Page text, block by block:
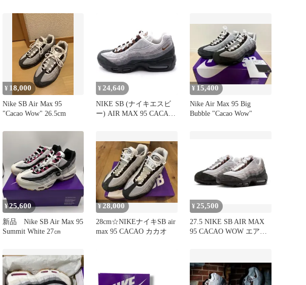
¥ 18,000
Nike SB Air Max 95
"Cacao Wow" 26.5cm
¥ 24,640
NIKE SB (ナイキエスビ
ー) AIR MAX 95 CACAO
ーカットスニーカーブラ
ック/グレー US9.5/27.5cm
¥ 15,400
Nike Air Max 95 Big
Bubble "Cacao Wow"
¥25,600
新品 Nike SB Air Max 95
Summit White 27㎝
¥ 28,000
28cm☆NIKEナイキSB air
max 95 CACAO カカオ
¥ 25,500
27.5 NIKE SB AIR MAX
95 CACAO WOW エアマ